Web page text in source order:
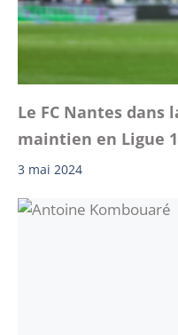
Le FC Nantes dans
maintien en Ligue
3 mai 2024